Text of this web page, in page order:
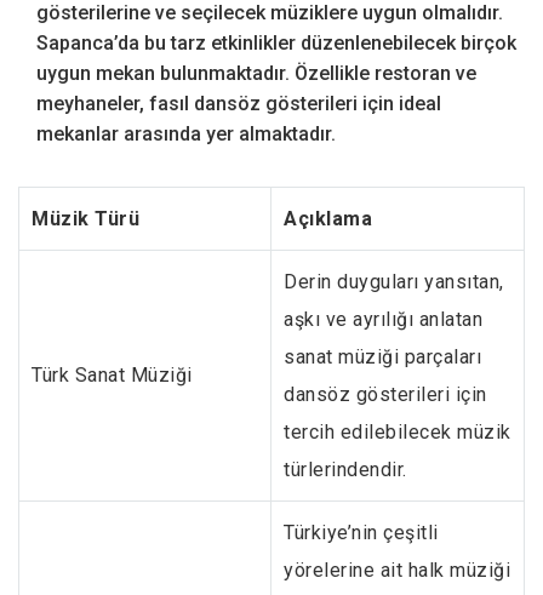
gösterilerine ve seçilecek müziklere uygun olmalıdır.
Sapanca’da bu tarz etkinlikler düzenlenebilecek birçok
uygun mekan bulunmaktadır. Özellikle restoran ve
meyhaneler, fasıl dansöz gösterileri için ideal
mekanlar arasında yer almaktadır.
Müzik Türü Açıklama
Türk Sanat Müziği
Derin duyguları yansıtan,
aşkı ve ayrılığı anlatan
sanat müziği parçaları
dansöz gösterileri için
tercih edilebilecek müzik
türlerindendir.
Türkiye’nin çeşitli
yörelerine ait halk müziği